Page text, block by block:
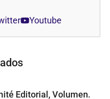
Youtube
Editorial, Volumen.